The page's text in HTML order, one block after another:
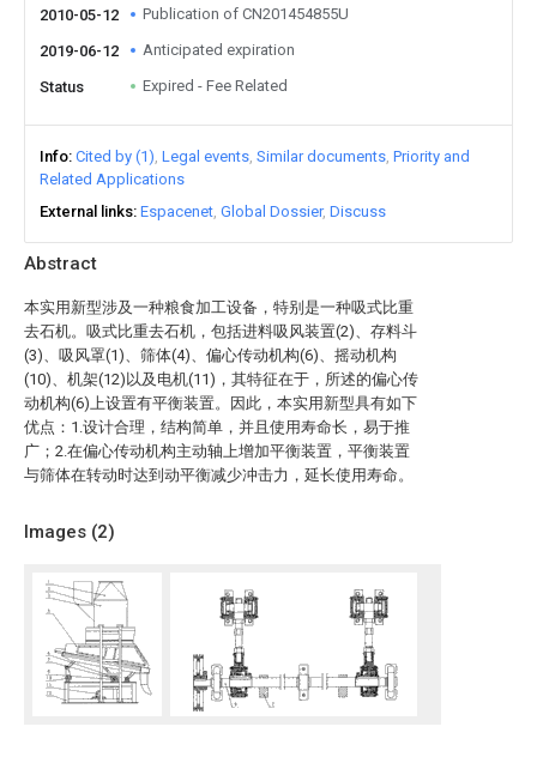
Abstract
本实用新型涉及一种粮食加工设备，特别是一种吸式比重
去石机。吸式比重去石机，包括进料吸风装置(2)、存料斗
(3)、吸风罩(1)、筛体(4)、偏心传动机构(6)、摇动机构
(10)、机架(12)以及电机(11)，其特征在于，所述的偏心传
动机构(6)上设置有平衡装置。因此，本实用新型具有如下
优点：1.设计合理，结构简单，并且使用寿命长，易于推
广；2.在偏心传动机构主动轴上增加平衡装置，平衡装置
与筛体在转动时达到动平衡减少冲击力，延长使用寿命。
Images (2)
2010-05-12 Publication of CN201454855U
2019-06-12 Anticipated expiration
Status Expired - Fee Related
Info Cited by (1) Legal events Similar documents Priority and
Related Applications
External links Espacenet Global Dossier Discuss